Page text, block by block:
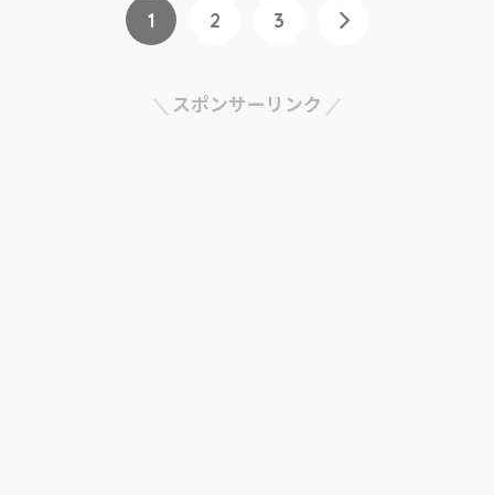
1 2 3
スポンサーリンク